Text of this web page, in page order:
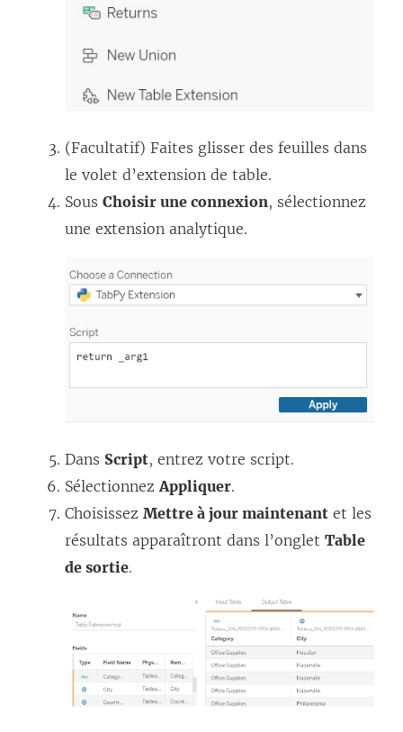
(Facultatif) Faites glisser des feuilles dans
le volet d’extension de table.
Sous Choisir une connexion, sélectionnez
une extension analytique.
Dans Script, entrez votre script.
Sélectionnez Appliquer.
Choisissez Mettre à jour maintenant et les
résultats apparaîtront dans l’onglet Table
de sortie.